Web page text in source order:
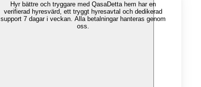
Hyr bättre och tryggare med QasaDetta hem har en
verifierad hyresvärd, ett tryggt hyresavtal och dedikerad
support 7 dagar i veckan. Alla betalningar hanteras genom
oss.